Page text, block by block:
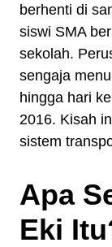
berhenti di
siswi SMA
sekolah.
sengaja
hingga hari
2016. Kisah
sistem
Apa
Eki